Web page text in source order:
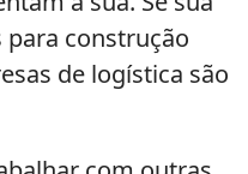
para construção
de logística são